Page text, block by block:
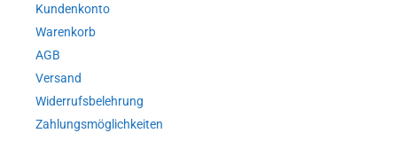
Kundenkonto
Warenkorb
AGB
Versand
Widerrufsbelehrung
Zahlungsmöglichkeiten